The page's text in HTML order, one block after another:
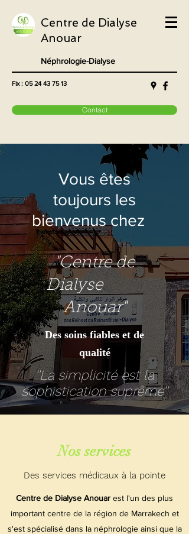
Centre de Dialyse
Anouar
Néphrologie-Dialyse
Fix : 05 24 43 75 13
Contact
Nos services
Des services médicaux à la pointe
Centre de Dialyse Anouar est l'un des plus
important centre de la région de Marrakech et
s'est spécialisé dans la néphrologie ainsi que la
Vous êtes
toujours les
bienvenus chez
"Centre de
Dialyse
Anouar"
Des soins fiables et de
qualité
''La simplicité est la
sophistication suprême''